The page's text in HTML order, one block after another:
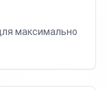
максимально